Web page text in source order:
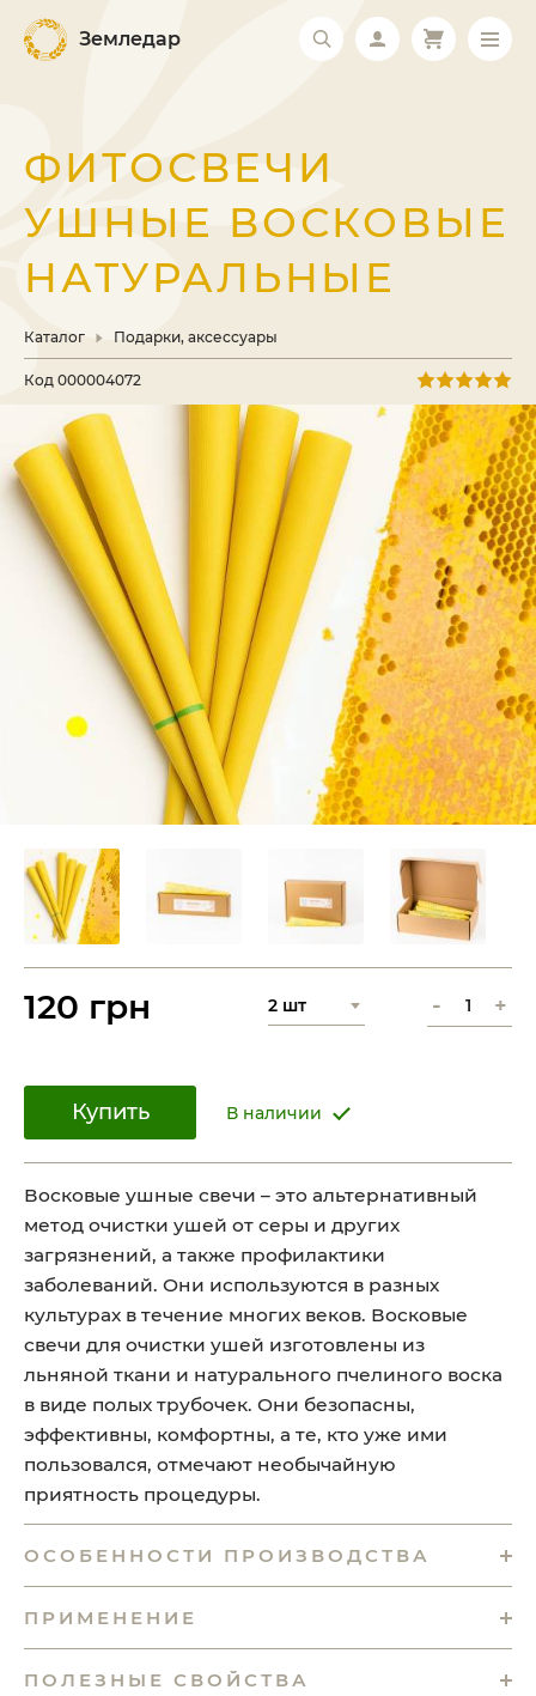
Земледар
ФИТОСВЕЧИ
УШНЫЕ ВОСКОВЫЕ
НАТУРАЛЬНЫЕ
Каталог Подарки, аксессуары
Код 000004072
Восковые ушные свечи – это альтернативный
метод очистки ушей от серы и других
загрязнений, а также профилактики
заболеваний. Они используются в разных
культурах в течение многих веков. Восковые
свечи для очистки ушей изготовлены из
льняной ткани и натурального пчелиного воска
в виде полых трубочек. Они безопасны,
эффективны, комфортны, а те, кто уже ими
пользовался, отмечают необычайную
приятность процедуры.
ОСОБЕННОСТИ ПРОИЗВОДСТВА
ПРИМЕНЕНИЕ
120 грн - +
Купить В наличии
ПОЛЕЗНЫЕ СВОЙСТВА